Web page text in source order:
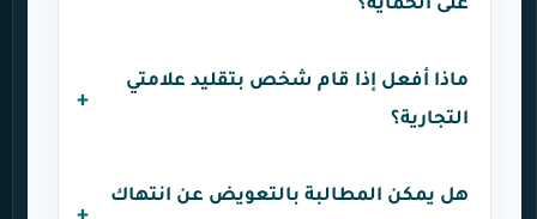
على الحماية؟
ماذا أفعل إذا قام شخص بتقليد علامتي
التجارية؟
هل يمكن المطالبة بالتعويض عن انتهاك